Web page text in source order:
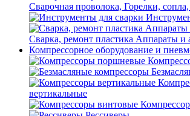
Сварочная проволока, Горелки,
Сварка, ремонт пластика Аппараты и
Компрессорное оборудование и
вертикальные